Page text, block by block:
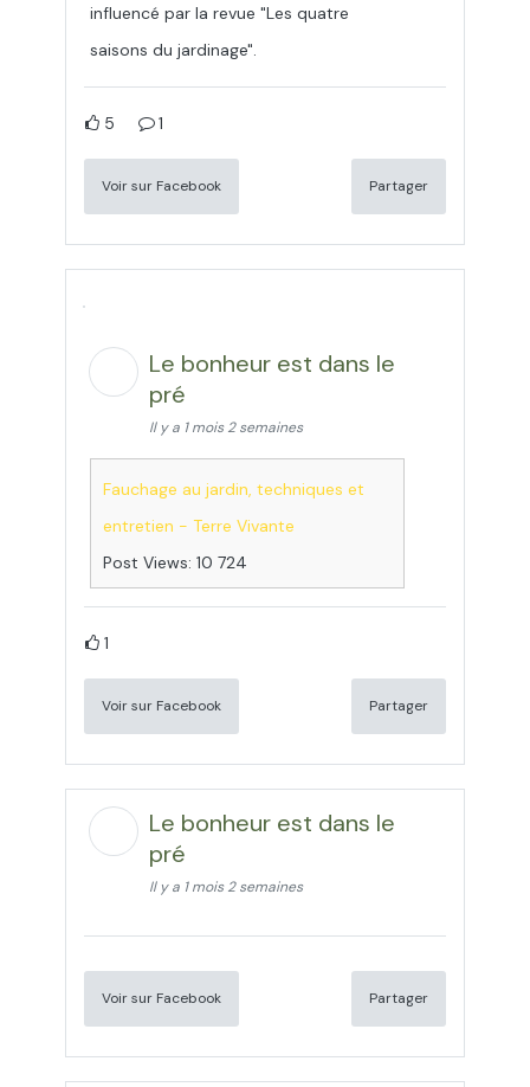
influencé par la revue "Les quatre
saisons du jardinage".
5 1
Voir sur Facebook Partager
Le bonheur est dans le
pré
Il y a 1 mois 2 semaines
Fauchage au jardin, techniques et
entretien - Terre Vivante
Post Views: 10 724
1
Voir sur Facebook Partager
Le bonheur est dans le
pré
Il y a 1 mois 2 semaines
Voir sur Facebook Partager